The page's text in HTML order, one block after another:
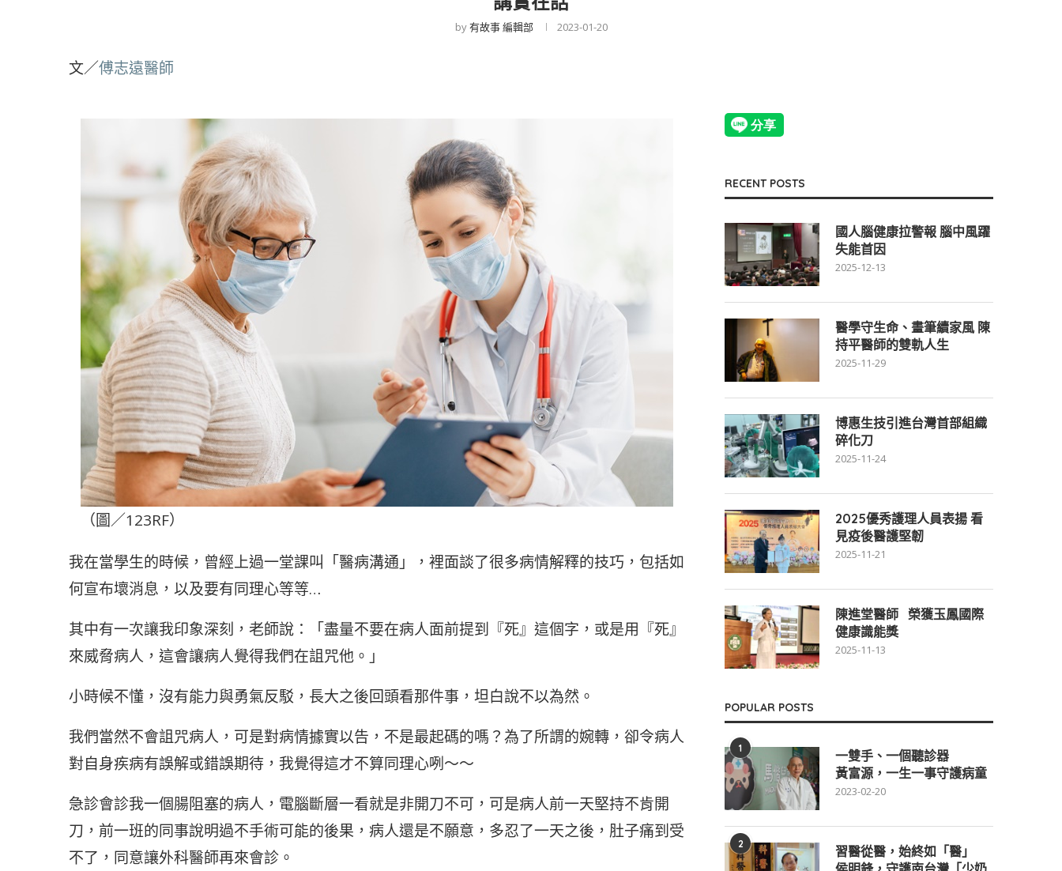
by有故事 編輯部 2023-01-20
文／傅志遠醫師
（圖／123RF）
我在當學生的時候，曾經上過一堂課叫「醫病溝通」，裡面談了很多病情解釋的技巧，包括如
何宣布壞消息，以及要有同理心等等…
其中有一次讓我印象深刻，老師說：「盡量不要在病人面前提到『死』這個字，或是用『死』
來威脅病人，這會讓病人覺得我們在詛咒他。」
小時候不懂，沒有能力與勇氣反駁，長大之後回頭看那件事，坦白說不以為然。
我們當然不會詛咒病人，可是對病情據實以告，不是最起碼的嗎？為了所謂的婉轉，卻令病人
對自身疾病有誤解或錯誤期待，我覺得這才不算同理心咧～～
急診會診我一個腸阻塞的病人，電腦斷層一看就是非開刀不可，可是病人前一天堅持不肯開
刀，前一班的同事說明過不手術可能的後果，病人還是不願意，多忍了一天之後，肚子痛到受
不了，同意讓外科醫師再來會診。
RECENT POSTS
國人腦健康拉警報 腦中風躍
失能首因
2025-12-13
醫學守生命、畫筆續家風 陳
持平醫師的雙軌人生
2025-11-29
博惠生技引進台灣首部組織
碎化刀
2025-11-24
2025優秀護理人員表揚 看
見疫後醫護堅韌
2025-11-21
陳進堂醫師 榮獲玉鳳國際
健康識能獎
2025-11-13
POPULAR POSTS
1
一雙手、一個聽診器
黃富源，一生一事守護病童
2023-02-20
2
習醫從醫，始終如「醫」